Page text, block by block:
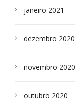
janeiro 2021
dezembro 2020
novembro 2020
outubro 2020